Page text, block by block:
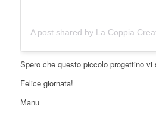
Spero che questo piccolo progettino vi
Felice giornata!
Manu